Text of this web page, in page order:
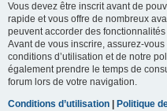
Vous devez être inscrit avant de
rapide et vous offre de nombreux
peuvent accorder des
Avant de vous inscrire, assurez-
conditions d’utilisation et de notre
également prendre le temps de
forum lors de votre navigation.
Conditions d’utilisation
Politique